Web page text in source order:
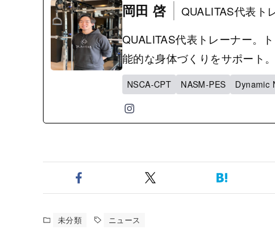
岡田 啓
QUALITAS代表ト
QUALITAS代表トレーナー。
能的な身体づくりをサポート。
NSCA-CPT NASM-PES Dynamic
未分類 ニュース